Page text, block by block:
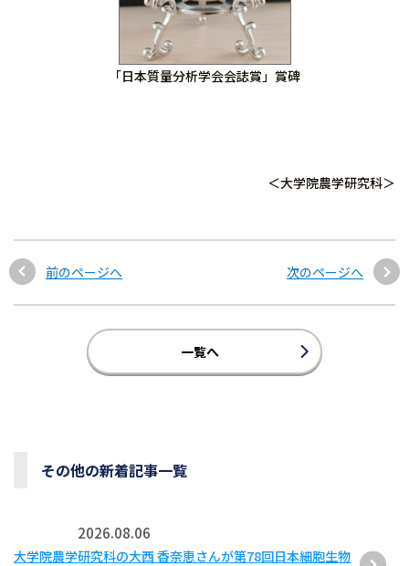
「日本質量分析学会会誌賞」賞碑
＜大学院農学研究科＞
前のページへ 次のページへ
一覧へ
その他の新着記事一覧
2026.08.06
大学院農学研究科の大西 香奈恵さんが第78回日本細胞生物